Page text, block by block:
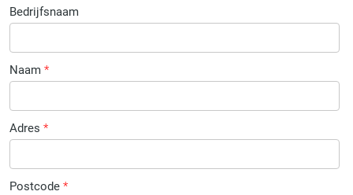
Bedrijfsnaam
Naam *
Adres *
Postcode *